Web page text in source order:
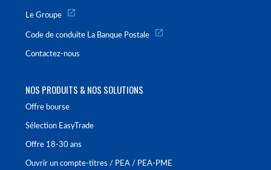
Le Groupe
Code de conduite La Banque Postale
Contactez-nous
NOS PRODUITS & NOS SOLUTIONS
Offre bourse
Sélection EasyTrade
Offre 18-30 ans
Ouvrir un compte-titres / PEA / PEA-PME